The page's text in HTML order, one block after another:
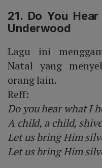
21. Do You
Underwood
Lagu ini
Natal yang
orang lain.
Reff:
Do you hear what I
A child, a child,
Let us bring Him
Let us bring Him